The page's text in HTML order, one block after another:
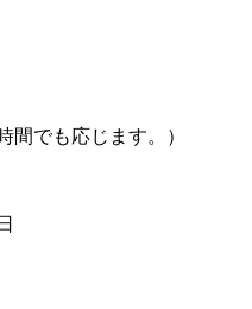
間でも応じます。）